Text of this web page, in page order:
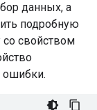
данных, а
подробную
свойством
ошибки.